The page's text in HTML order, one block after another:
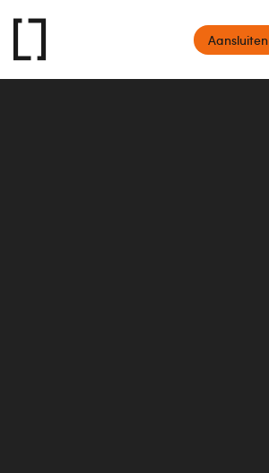
Aansluiten